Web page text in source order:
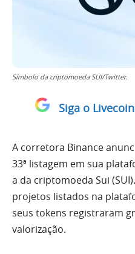
Símbolo da criptomoeda SUI/Twitter.
Siga o
A corretora Binance
33ª listagem em sua
a da criptomoeda Sui
projetos listados na
seus tokens registraram
valorização.